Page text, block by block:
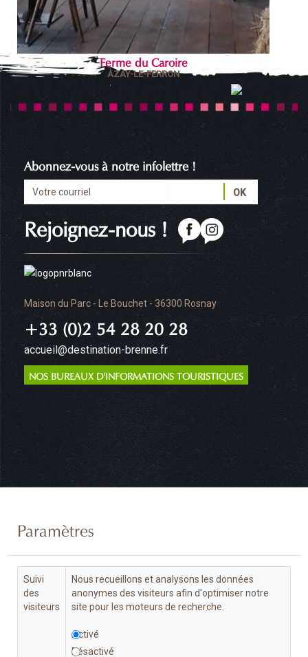
Ferme du Caroire
AZAY-LE-FERRON
Maison du Parc - Le Bouchet - 36300 Rosnay
+33 (0)2 54 28 20 28
accueil@destination-brenne.fr
NOS BUREAUX D'INFORMATIONS TOURISTIQUES
Rejoignez-nous !
Abonnez-vous à notre infolettre !
Paramètres
Suivi
des
visiteurs
Nous recueillons et analysons les données
anonymes des visiteurs afin d'optimiser notre
site pour les moteurs de recherche.
Activé
Désactivé